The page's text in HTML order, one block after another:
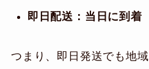
即日配送：当日に到着
つまり、即日発送でも地